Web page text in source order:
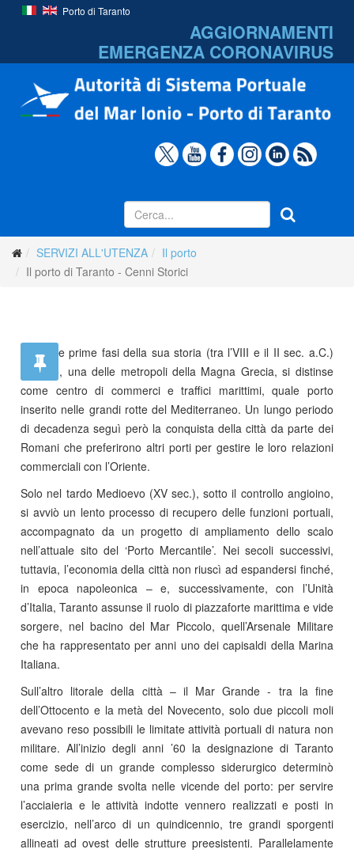
Porto di Taranto
AGGIORNAMENTI
EMERGENZA CORONAVIRUS
SERVIZI ALL'UTENZA
Il porto
Il porto di Taranto - Cenni Storici
Sin dalle prime fasi della sua storia (tra l’VIII e il II sec. a.C.)
Taranto, una delle metropoli della Magna Grecia, si distinse
come centro di commerci e traffici marittimi, quale porto
inserito nelle grandi rotte del Mediterraneo. Un lungo periodo
di decadenza seguì però la conquista della città da parte dei
Romani che preferirono altri porti per gestire le loro relazioni
commerciali con l’Oriente.
Solo nel tardo Medioevo (XV sec.), sotto il controllo angioino,
si avviò un lento processo di recupero delle funzioni portuali,
accompagnato da un progetto di ampliamento dello scalo
nell’attuale sito del ‘Porto Mercantile’. Nei secoli successivi,
tuttavia, l’economia della città non riuscì ad espandersi finché,
in epoca napoleonica – e, successivamente, con l’Unità
d’Italia, Taranto assunse il ruolo di piazzaforte marittima e vide
sorgere, nel bacino del Mar Piccolo, quell’Arsenale Militare
che ha rappresentato per anni uno dei capisaldi della Marina
Italiana.
Sull’altro litorale della città – il Mar Grande - tra la fine
dell’Ottocento e la metà del Novecento, solo due piccoli moli
avevano reso possibili le limitate attività portuali di natura non
militare. All’inizio degli anni ’60 la designazione di Taranto
come sede di un grande complesso siderurgico determinò
una prima grande svolta nelle vicende del porto: per servire
l’acciaieria e le attività indotte vennero realizzati e posti in
esercizio, nell’arco di un quindicennio, tre grandi sporgenti
allineati ad ovest delle strutture preesistenti. Parallelamente